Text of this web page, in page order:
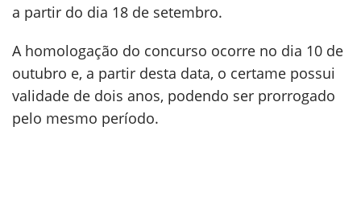
a partir do dia 18 de setembro.
A homologação do concurso ocorre no dia 10 de
outubro e, a partir desta data, o certame possui
validade de dois anos, podendo ser prorrogado
pelo mesmo período.